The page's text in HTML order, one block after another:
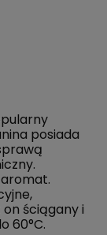
posiada
ściągany i
60°C.